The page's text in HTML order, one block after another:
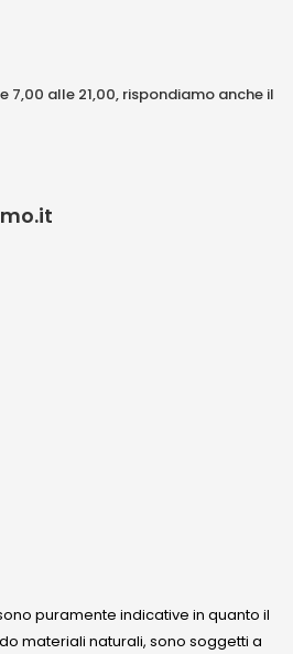
7,00 alle 21,00, rispondiamo anche il
puramente indicative in quanto il
materiali naturali, sono soggetti a